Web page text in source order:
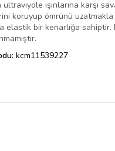
ultraviyole ışınlarına karşı
koruyup ömrünü uzatmakla
elastik bir kenarlığa
kcm11539227